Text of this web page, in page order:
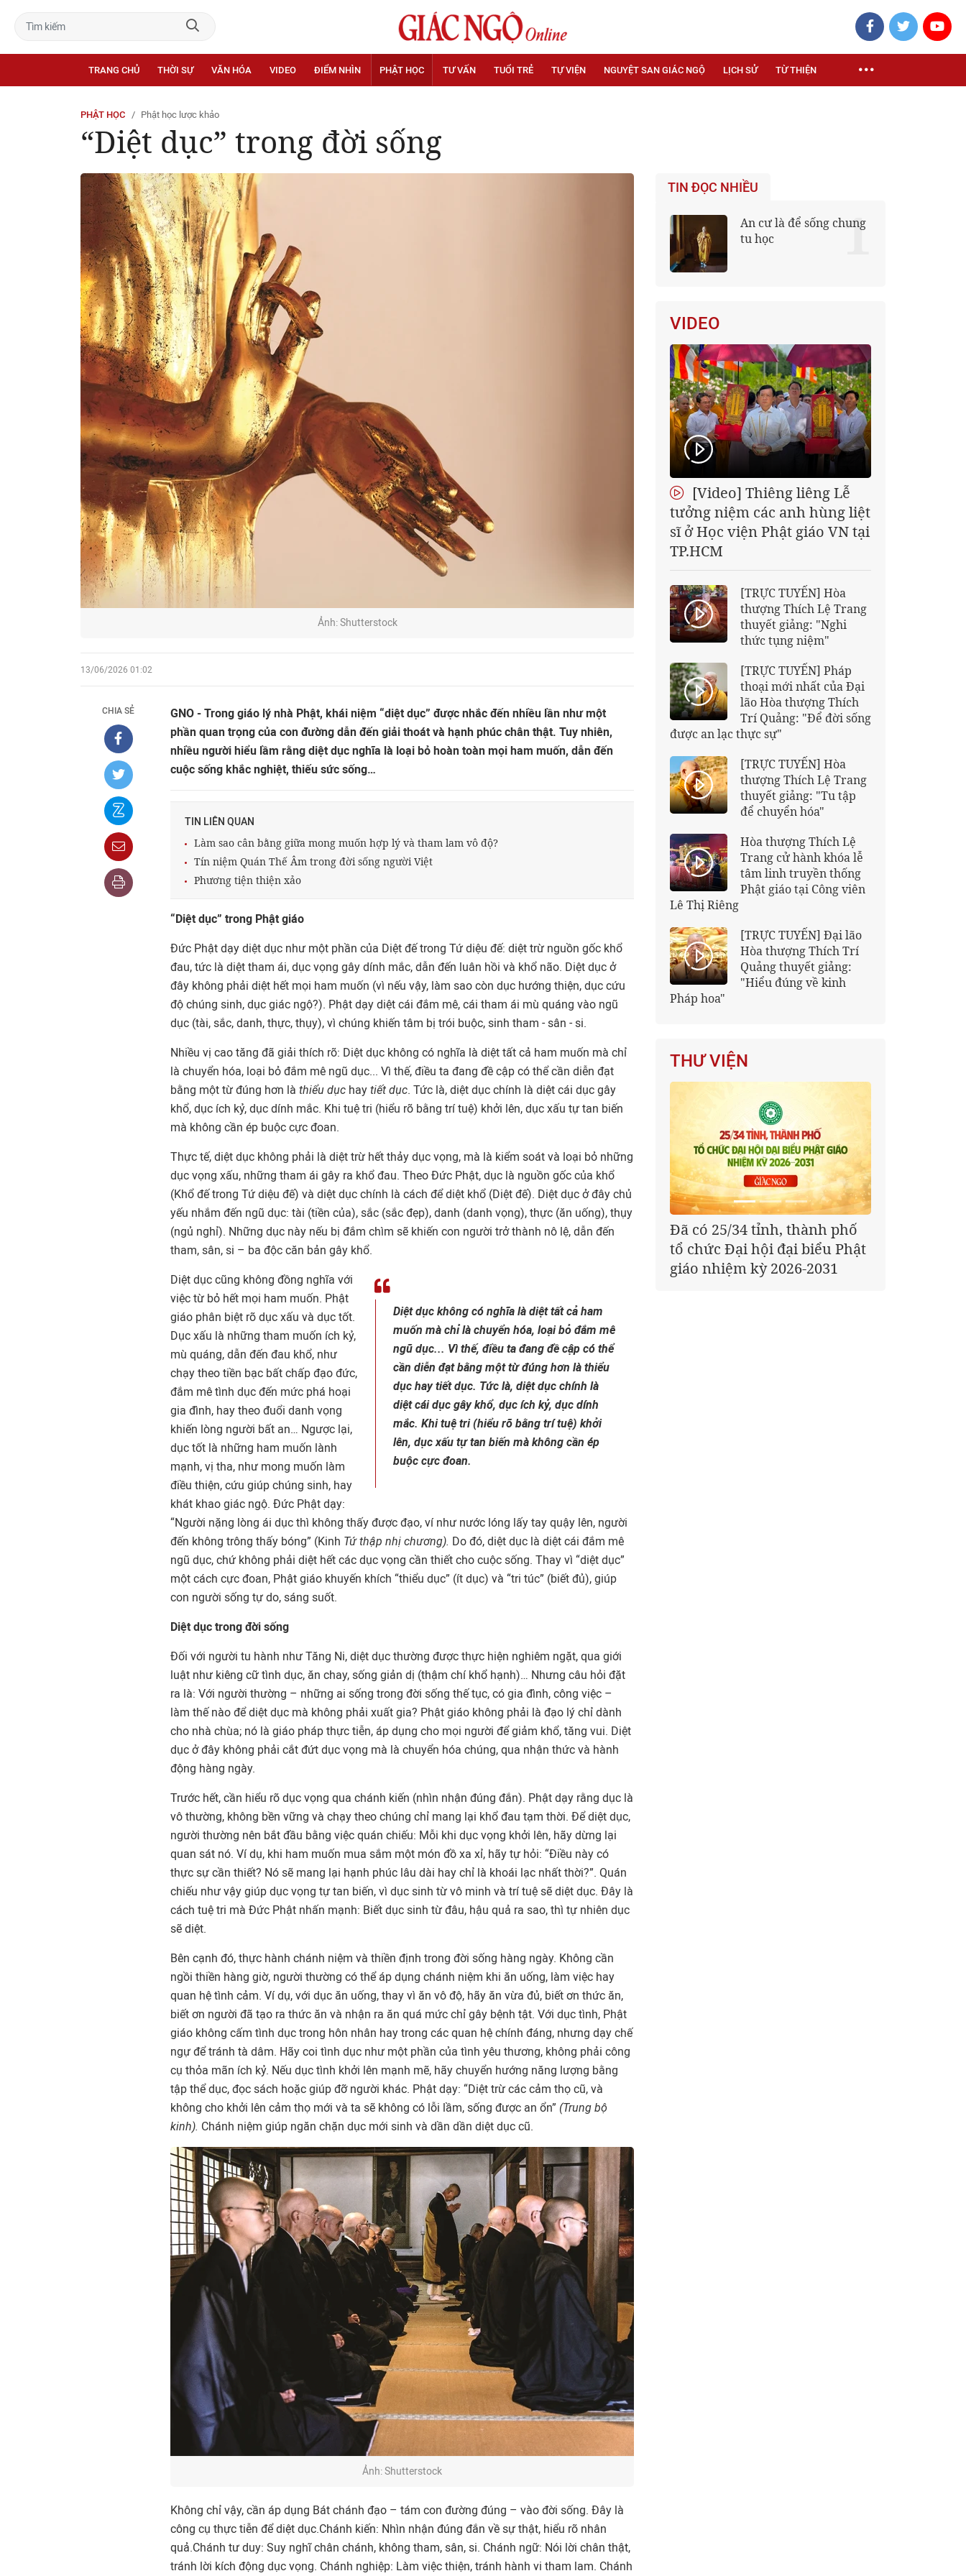
TRANG CHỦ THỜI SỰ VĂN HÓA VIDEO ĐIỂM NHÌN PHẬT HỌC TƯ VẤN TUỔI TRẺ TỰ VIỆN NGUYỆT SAN GIÁC NGỘ LỊCH SỬ TỪ THIỆN
PHẬT HỌC Phật học lược khảo
“Diệt dục” trong đời sống
Ảnh: Shutterstock
13/06/2026 01:02
CHIA SẺ
GNO - Trong giáo lý nhà Phật, khái niệm “diệt dục” được nhắc đến nhiều lần như một
phần quan trọng của con đường dẫn đến giải thoát và hạnh phúc chân thật. Tuy nhiên,
nhiều người hiểu lầm rằng diệt dục nghĩa là loại bỏ hoàn toàn mọi ham muốn, dẫn đến
cuộc sống khắc nghiệt, thiếu sức sống…
TIN LIÊN QUAN
Làm sao cân bằng giữa mong muốn hợp lý và tham lam vô độ?
Tín niệm Quán Thế Âm trong đời sống người Việt
Phương tiện thiện xảo
“Diệt dục” trong Phật giáo
Đức Phật dạy diệt dục như một phần của Diệt đế trong Tứ diệu đế: diệt trừ nguồn gốc khổ
đau, tức là diệt tham ái, dục vọng gây dính mắc, dẫn đến luân hồi và khổ não. Diệt dục ở
đây không phải diệt hết mọi ham muốn (vì nếu vậy, làm sao còn dục hướng thiện, dục cứu
độ chúng sinh, dục giác ngộ?). Phật dạy diệt cái đắm mê, cái tham ái mù quáng vào ngũ
dục (tài, sắc, danh, thực, thụy), vì chúng khiến tâm bị trói buộc, sinh tham - sân - si.
Nhiều vị cao tăng đã giải thích rõ: Diệt dục không có nghĩa là diệt tất cả ham muốn mà chỉ
là chuyển hóa, loại bỏ đắm mê ngũ dục... Vì thế, điều ta đang đề cập có thể cần diễn đạt
bằng một từ đúng hơn là thiểu dục hay tiết dục. Tức là, diệt dục chính là diệt cái dục gây
khổ, dục ích kỷ, dục dính mắc. Khi tuệ tri (hiểu rõ bằng trí tuệ) khởi lên, dục xấu tự tan biến
mà không cần ép buộc cực đoan.
Thực tế, diệt dục không phải là diệt trừ hết thảy dục vọng, mà là kiểm soát và loại bỏ những
dục vọng xấu, những tham ái gây ra khổ đau. Theo Đức Phật, dục là nguồn gốc của khổ
(Khổ đế trong Tứ diệu đế) và diệt dục chính là cách để diệt khổ (Diệt đế). Diệt dục ở đây chủ
yếu nhắm đến ngũ dục: tài (tiền của), sắc (sắc đẹp), danh (danh vọng), thực (ăn uống), thụy
(ngủ nghỉ). Những dục này nếu bị đắm chìm sẽ khiến con người trở thành nô lệ, dẫn đến
tham, sân, si – ba độc căn bản gây khổ.
Diệt dục không có nghĩa là diệt tất cả ham
muốn mà chỉ là chuyển hóa, loại bỏ đắm mê
ngũ dục... Vì thế, điều ta đang đề cập có thể
cần diễn đạt bằng một từ đúng hơn là thiểu
dục hay tiết dục. Tức là, diệt dục chính là
diệt cái dục gây khổ, dục ích kỷ, dục dính
mắc. Khi tuệ tri (hiểu rõ bằng trí tuệ) khởi
lên, dục xấu tự tan biến mà không cần ép
buộc cực đoan.
Diệt dục cũng không đồng nghĩa với
việc từ bỏ hết mọi ham muốn. Phật
giáo phân biệt rõ dục xấu và dục tốt.
Dục xấu là những tham muốn ích kỷ,
mù quáng, dẫn đến đau khổ, như
chạy theo tiền bạc bất chấp đạo đức,
đắm mê tình dục đến mức phá hoại
gia đình, hay theo đuổi danh vọng
khiến lòng người bất an… Ngược lại,
dục tốt là những ham muốn lành
mạnh, vị tha, như mong muốn làm
điều thiện, cứu giúp chúng sinh, hay
khát khao giác ngộ. Đức Phật dạy:
“Người nặng lòng ái dục thì không thấy được đạo, ví như nước lóng lấy tay quậy lên, người
đến không trông thấy bóng” (Kinh Tứ thập nhị chương). Do đó, diệt dục là diệt cái đắm mê
ngũ dục, chứ không phải diệt hết các dục vọng cần thiết cho cuộc sống. Thay vì “diệt dục”
một cách cực đoan, Phật giáo khuyến khích “thiểu dục” (ít dục) và “tri túc” (biết đủ), giúp
con người sống tự do, sáng suốt.
Diệt dục trong đời sống
Đối với người tu hành như Tăng Ni, diệt dục thường được thực hiện nghiêm ngặt, qua giới
luật như kiêng cữ tình dục, ăn chay, sống giản dị (thậm chí khổ hạnh)… Nhưng câu hỏi đặt
ra là: Với người thường – những ai sống trong đời sống thế tục, có gia đình, công việc –
làm thế nào để diệt dục mà không phải xuất gia? Phật giáo không phải là đạo lý chỉ dành
cho nhà chùa; nó là giáo pháp thực tiễn, áp dụng cho mọi người để giảm khổ, tăng vui. Diệt
dục ở đây không phải cắt đứt dục vọng mà là chuyển hóa chúng, qua nhận thức và hành
động hàng ngày.
Trước hết, cần hiểu rõ dục vọng qua chánh kiến (nhìn nhận đúng đắn). Phật dạy rằng dục là
vô thường, không bền vững và chạy theo chúng chỉ mang lại khổ đau tạm thời. Để diệt dục,
người thường nên bắt đầu bằng việc quán chiếu: Mỗi khi dục vọng khởi lên, hãy dừng lại
quan sát nó. Ví dụ, khi ham muốn mua sắm một món đồ xa xỉ, hãy tự hỏi: “Điều này có
thực sự cần thiết? Nó sẽ mang lại hạnh phúc lâu dài hay chỉ là khoái lạc nhất thời?”. Quán
chiếu như vậy giúp dục vọng tự tan biến, vì dục sinh từ vô minh và trí tuệ sẽ diệt dục. Đây là
cách tuệ tri mà Đức Phật nhấn mạnh: Biết dục sinh từ đâu, hậu quả ra sao, thì tự nhiên dục
sẽ diệt.
Bên cạnh đó, thực hành chánh niệm và thiền định trong đời sống hàng ngày. Không cần
ngồi thiền hàng giờ, người thường có thể áp dụng chánh niệm khi ăn uống, làm việc hay
quan hệ tình cảm. Ví dụ, với dục ăn uống, thay vì ăn vô độ, hãy ăn vừa đủ, biết ơn thức ăn,
biết ơn người đã tạo ra thức ăn và nhận ra ăn quá mức chỉ gây bệnh tật. Với dục tình, Phật
giáo không cấm tình dục trong hôn nhân hay trong các quan hệ chính đáng, nhưng dạy chế
ngự để tránh tà dâm. Hãy coi tình dục như một phần của tình yêu thương, không phải công
cụ thỏa mãn ích kỷ. Nếu dục tình khởi lên mạnh mẽ, hãy chuyển hướng năng lượng bằng
tập thể dục, đọc sách hoặc giúp đỡ người khác. Phật dạy: “Diệt trừ các cảm thọ cũ, và
không cho khởi lên cảm thọ mới và ta sẽ không có lỗi lầm, sống được an ổn” (Trung bộ
kinh). Chánh niệm giúp ngăn chặn dục mới sinh và dần dần diệt dục cũ.
Ảnh: Shutterstock
Không chỉ vậy, cần áp dụng Bát chánh đạo – tám con đường đúng – vào đời sống. Đây là
công cụ thực tiễn để diệt dục.Chánh kiến: Nhìn nhận đúng đắn về sự thật, hiểu rõ nhân
quả.Chánh tư duy: Suy nghĩ chân chánh, không tham, sân, si. Chánh ngữ: Nói lời chân thật,
tránh lời kích động dục vọng. Chánh nghiệp: Làm việc thiện, tránh hành vi tham lam. Chánh
TIN ĐỌC NHIỀU
An cư là để sống chung
tu học
1
VIDEO
[Video] Thiêng liêng Lễ
tưởng niệm các anh hùng liệt
sĩ ở Học viện Phật giáo VN tại
TP.HCM
[TRỰC TUYẾN] Hòa
thượng Thích Lệ Trang
thuyết giảng: "Nghi
thức tụng niệm"
[TRỰC TUYẾN] Pháp
thoại mới nhất của Đại
lão Hòa thượng Thích
Trí Quảng: "Để đời sống
được an lạc thực sự"
[TRỰC TUYẾN] Hòa
thượng Thích Lệ Trang
thuyết giảng: "Tu tập
để chuyển hóa"
Hòa thượng Thích Lệ
Trang cử hành khóa lễ
tâm linh truyền thống
Phật giáo tại Công viên
Lê Thị Riêng
[TRỰC TUYẾN] Đại lão
Hòa thượng Thích Trí
Quảng thuyết giảng:
"Hiểu đúng về kinh
Pháp hoa"
THƯ VIỆN
Ban Nội dung Đại hội X
GHPGVN thông báo viết
tham luận xây dựng Giáo hội